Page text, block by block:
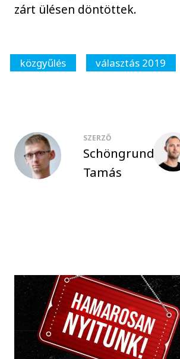
zárt ülésen döntöttek.
közgyűlés választás 2019
SZERZŐ
Schöngrundtner
Tamás